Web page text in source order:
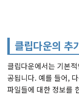
클립다운의 추
클립다운에서는 기본
공됩니다. 예를 들어,
파일들에 대한 정보를